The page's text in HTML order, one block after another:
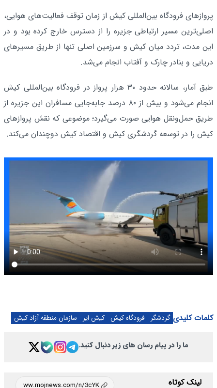
پروازهای فرودگاه بین‌المللی کیش از زمان توقف فعالیت‌های هوایی،
اصلی‌ترین مسیر ارتباطی جزیره را از دسترس خارج کرده بود و در
این مدت، تردد میان کیش و سرزمین اصلی تنها از طریق مسیرهای
دریایی و بنادر چارک و آفتاب انجام می‌شد.
طبق آمار، سالانه حدود ۳۰ هزار پرواز در فرودگاه بین‌المللی کیش
انجام می‌شود و بیش از ۸۰ درصد جابه‌جایی مسافران این جزیره از
طریق حمل‌ونقل هوایی صورت می‌گیرد؛ موضوعی که نقش پروازهای
کیش را در توسعه گردشگری کیش و اقتصاد کیش دوچندان می‌کند.
کلمات کلیدی گردشگر فرودگاه کیش کیش ایر سازمان منطقه آزاد کیش
ما را در پیام رسان های زیر دنبال کنید.
لینک کوتاه